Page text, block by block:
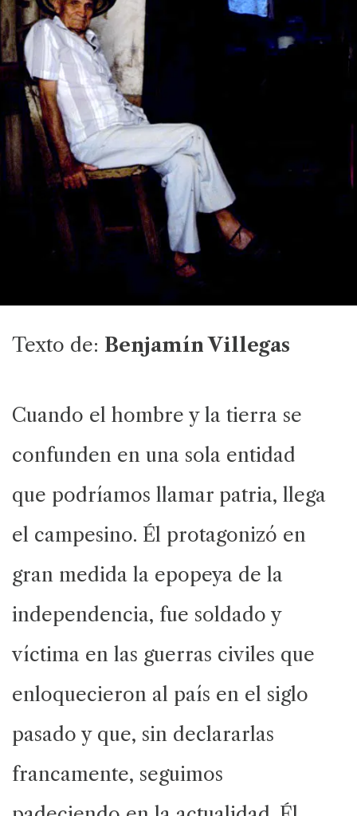
Texto de: Benjamín Villegas
Cuando el hombre y la tierra se
confunden en una sola entidad
que podríamos llamar patria, llega
el campesino. Él protagonizó en
gran medida la epopeya de la
independencia, fue soldado y
víctima en las guerras civiles que
enloquecieron al país en el siglo
pasado y que, sin declararlas
francamente, seguimos